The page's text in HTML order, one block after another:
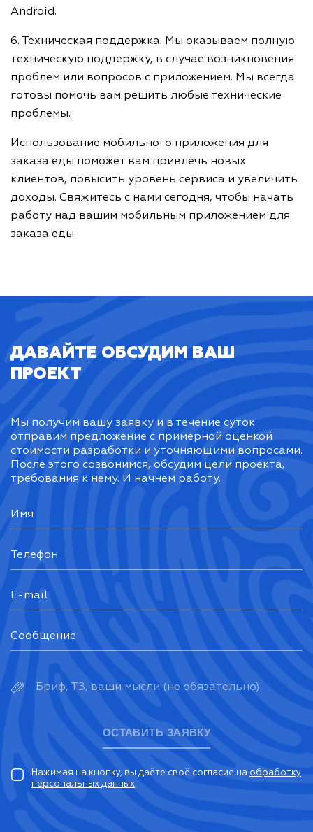
Android.
6. Техническая поддержка: Мы оказываем полную
техническую поддержку, в случае возникновения
проблем или вопросов с приложением. Мы всегда
готовы помочь вам решить любые технические
проблемы.
Использование мобильного приложения для
заказа еды поможет вам привлечь новых
клиентов, повысить уровень сервиса и увеличить
доходы. Свяжитесь с нами сегодня, чтобы начать
работу над вашим мобильным приложением для
заказа еды.
ДАВАЙТЕ ОБСУДИМ ВАШ
ПРОЕКТ
Мы получим вашу заявку и в течение суток
отправим предложение с примерной оценкой
стоимости разработки и уточняющими вопросами.
После этого созвонимся, обсудим цели проекта,
требования к нему. И начнем работу.
Бриф, ТЗ, ваши мысли (не обязательно)
ОСТАВИТЬ ЗАЯВКУ
Нажимая на кнопку, вы даёте своё согласие на обработку
персональных данных